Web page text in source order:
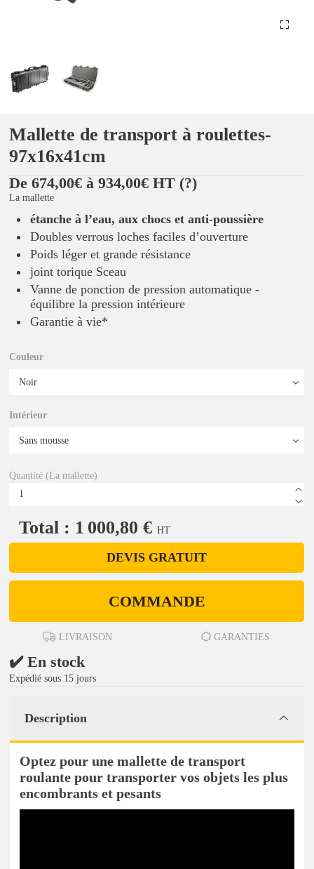
Mallette de transport à roulettes-
97x16x41cm
De 674,00€ à 934,00€ HT (?)
La mallette
étanche à l’eau, aux chocs et anti-poussière
Doubles verrous loches faciles d’ouverture
Poids léger et grande résistance
joint torique Sceau
Vanne de ponction de pression automatique -
équilibre la pression intérieure
Garantie à vie*
Couleur
Intérieur
Quantité (La mallette)
Total : 1 000,80 € HT
DEVIS GRATUIT
COMMANDE
LIVRAISON GARANTIES
✔️ En stock
Expédié sous 15 jours
Description
Optez pour une mallette de transport
roulante pour transporter vos objets les plus
encombrants et pesants